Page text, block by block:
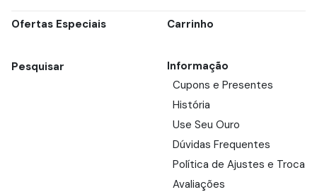
Ofertas Especiais Carrinho
Pesquisar
Informação
Cupons e Presentes
História
Use Seu Ouro
Dúvidas Frequentes
Política de Ajustes e Troca
Avaliações